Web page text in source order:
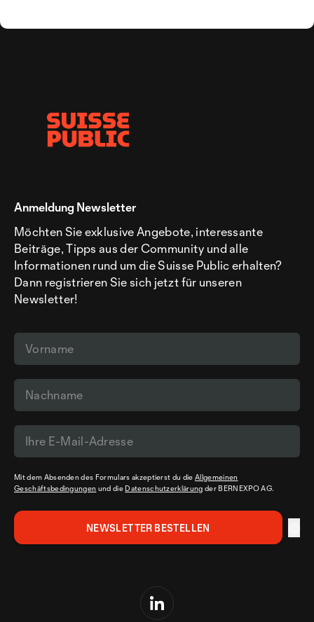
Anmeldung Newsletter
Möchten Sie exklusive Angebote, interessante
Beiträge, Tipps aus der Community und alle
Informationen rund um die Suisse Public erhalten?
Dann registrieren Sie sich jetzt für unseren
Newsletter!
Mit dem Absenden des Formulars akzeptierst du dieAllgemeinen
Geschäftsbedingungen und die Datenschutzerklärung der BERNEXPO AG.